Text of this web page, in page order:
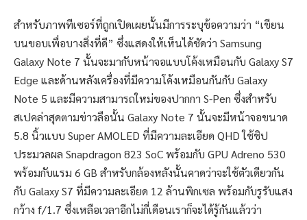
สำหรับภาพทีเซอร์ที่ถูกเปิดเผยนั้นมีการระบุข้อความว่า “เขียน
บนขอบเพื่อบางสิ่งที่ดี” ซึ่งแสดงให้เห็นได้ชัดว่า Samsung
Galaxy Note 7 นั้นจะมากับหน้าจอแบบโค้งเหมือนกับ Galaxy S7
Edge และด้านหลังเครื่องที่มีความโค้งเหมือนกันกับ Galaxy
Note 5 และมีความสามารถใหม่ของปากกา S-Pen ซึ่งสำหรับ
สเปคล่าสุดตามข่าวลือนั้น Galaxy Note 7 นั้นจะมีหน้าจอขนาด
5.8 นิ้วแบบ Super AMOLED ที่มีความละเอียด QHD ใช้ชิป
ประมวลผล Snapdragon 823 SoC พร้อมกับ GPU Adreno 530
พร้อมกับแรม 6 GB สำหรับกล้องหลังนั้นคาดว่าจะใช้ตัวเดียวกัน
กับ Galaxy S7 ที่มีความละเอียด 12 ล้านพิกเซล พร้อมกับรูรับแสง
กว้าง f/1.7 ซึ่งเหลือเวลาอีกไม่กี่เดือนเราก็จะได้รู้กันแล้วว่า